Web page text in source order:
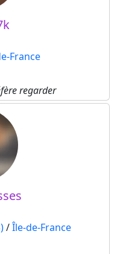
France
regarder
/Île-de-France